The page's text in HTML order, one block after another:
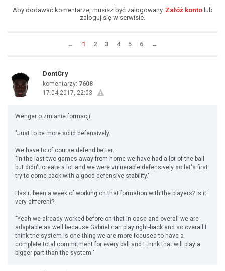
Aby dodawać komentarze, musisz być zalogowany. Załóż kontolub
zaloguj się w serwisie.
← 1 2 3 4 5 6 →
DontCry
komentarzy: 7608
17.04.2017, 22:03
Wenger o zmianie formacji:
"Just to be more solid defensively.
We have to of course defend better.
"In the last two games away from home we have had a lot of the ball
but didn't create a lot and we were vulnerable defensively so let's first
try to come back with a good defensive stability."
Has it been a week of working on that formation with the players? Is it
very different?
"Yeah we already worked before on that in case and overall we are
adaptable as well because Gabriel can play right-back and so overall I
think the system is one thing we are more focused to have a
complete total commitment for every ball and I think that will play a
bigger part than the system."